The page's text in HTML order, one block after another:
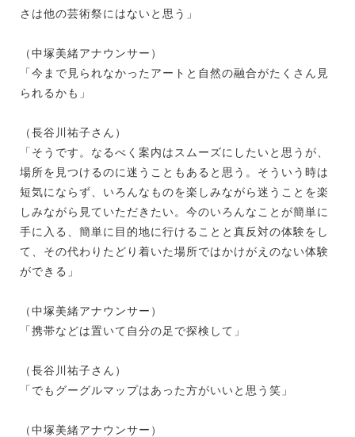
さは他の芸術祭にはないと思う」
（中塚美緒アナウンサー）
「今まで見られなかったアートと自然の融合がたくさん見
られるかも」
（長谷川祐子さん）
「そうです。なるべく案内はスムーズにしたいと思うが、
場所を見つけるのに迷うこともあると思う。そういう時は
短気にならず、いろんなものを楽しみながら迷うことを楽
しみながら見ていただきたい。今のいろんなことが簡単に
手に入る、簡単に目的地に行けることと真反対の体験をし
て、その代わりたどり着いた場所ではかけがえのない体験
ができる」
（中塚美緒アナウンサー）
「携帯などは置いて自分の足で探検して」
（長谷川祐子さん）
「でもグーグルマップはあった方がいいと思う笑」
（中塚美緒アナウンサー）